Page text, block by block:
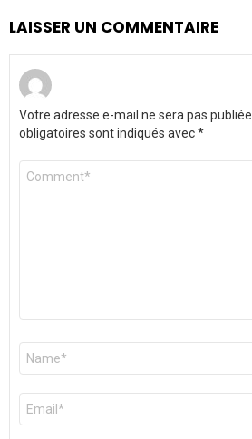
LAISSER UN COMMENTAIRE
Votre adresse e-mail ne sera pas publiée.
obligatoires sont indiqués avec*
Commentaire
Nom
E-
mail
*